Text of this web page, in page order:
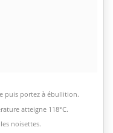
puis portez à ébullition.
atteigne 118°C.
noisettes.